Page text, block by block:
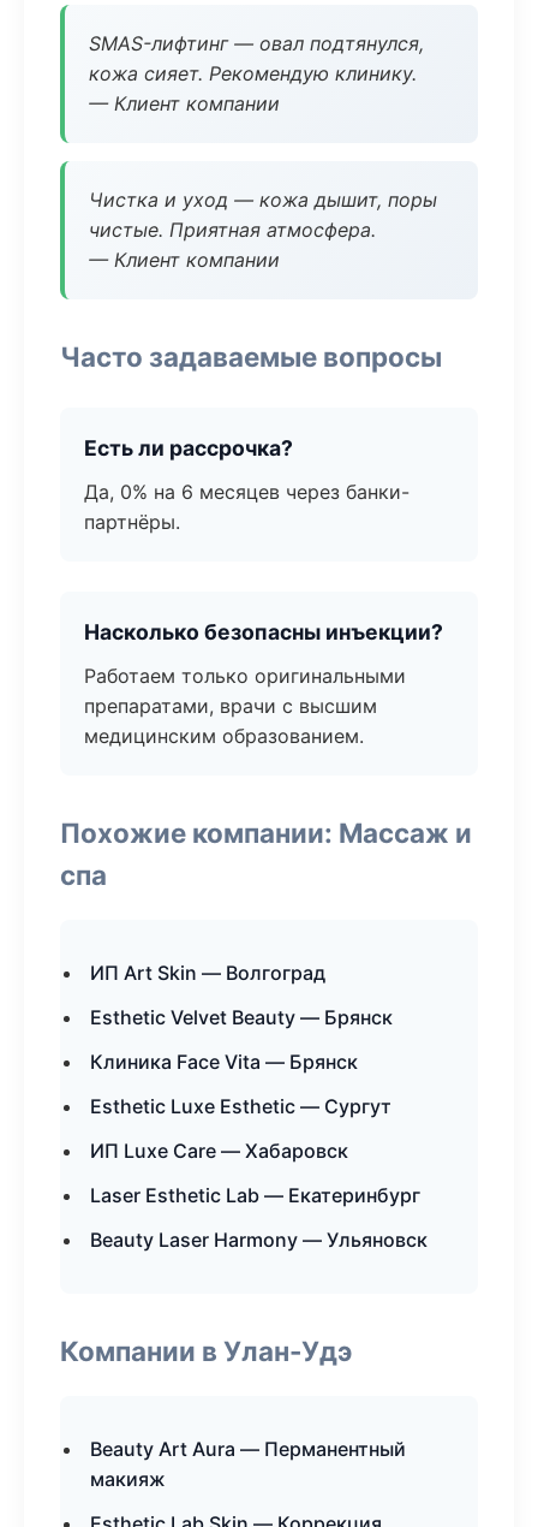
SMAS-лифтинг — овал подтянулся,
кожа сияет. Рекомендую клинику.
— Клиент компании
Чистка и уход — кожа дышит, поры
чистые. Приятная атмосфера.
— Клиент компании
Часто задаваемые вопросы
Есть ли рассрочка?
Да, 0% на 6 месяцев через банки-
партнёры.
Насколько безопасны инъекции?
Работаем только оригинальными
препаратами, врачи с высшим
медицинским образованием.
Похожие компании: Массаж и
спа
ИП Art Skin — Волгоград
Esthetic Velvet Beauty — Брянск
Клиника Face Vita — Брянск
Esthetic Luxe Esthetic — Сургут
ИП Luxe Care — Хабаровск
Laser Esthetic Lab — Екатеринбург
Beauty Laser Harmony — Ульяновск
Компании в Улан-Удэ
Beauty Art Aura — Перманентный
макияж